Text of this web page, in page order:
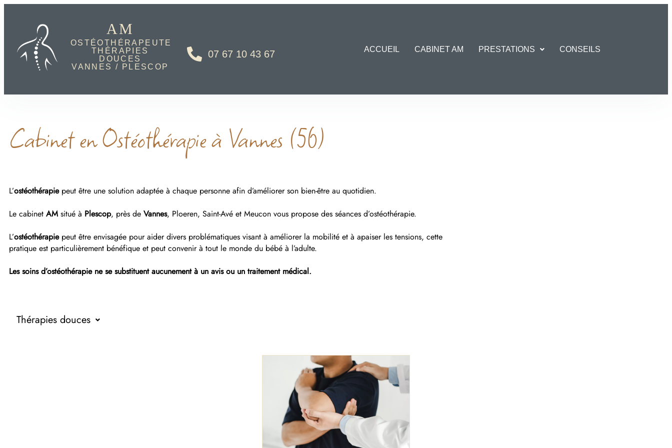
AM
OSTÉOTHÉRAPEUTE
THÉRAPIES
DOUCES
VANNES / PLESCOP
07 67 10 43 67 ACCUEIL CABINET AM PRESTATIONS CONSEILS
Cabinet en Ostéothérapie à Vannes (56)
L’ostéothérapie peut être une solution adaptée à chaque personne afin d’améliorer son bien-être au quotidien.
Le cabinet AM situé à Plescop, près de Vannes, Ploeren, Saint-Avé et Meucon vous propose des séances d’ostéothérapie.
L’ostéothérapiepeut être envisagée pour aider divers problématiques visant à améliorer la mobilité et à apaiser les tensions, cette
pratique est particulièrement bénéfique et peut convenir à tout le monde du bébé à l’adulte.
Les soins d’ostéothérapie ne se substituent aucunement à un avis ou un traitement médical.
Thérapies douces